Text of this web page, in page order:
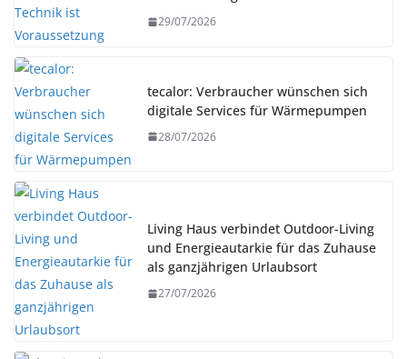
29/07/2026
tecalor: Verbraucher wünschen sich
digitale Services für Wärmepumpen
28/07/2026
Living Haus verbindet Outdoor-Living
und Energieautarkie für das Zuhause
als ganzjährigen Urlaubsort
27/07/2026